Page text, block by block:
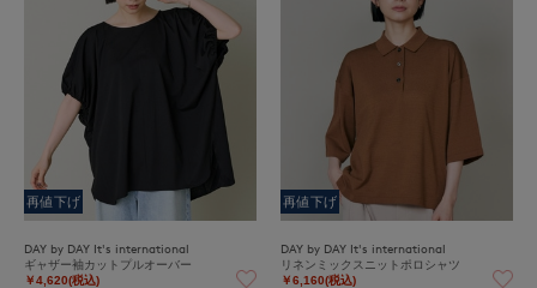
再値下げ
DAY by DAY It's international
ギャザー袖カットプルオーバー
￥4,620(税込)
再値下げ
DAY by DAY It's international
リネンミックスニットポロシャツ
￥6,160(税込)